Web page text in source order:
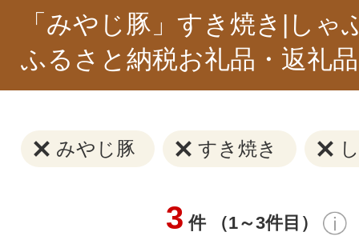
「みやじ豚」すき焼き|しゃ
ふるさと納税お礼品・返礼
みやじ豚 すき焼き
3 件 （1～3件目）